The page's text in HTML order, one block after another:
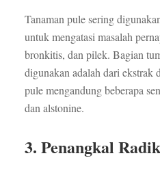
Tanaman pule sering
untuk mengatasi masalah
bronkitis, dan pilek. Bagian
digunakan adalah dari ekstrak
pule mengandung beberapa
dan alstonine.
3. Penangkal